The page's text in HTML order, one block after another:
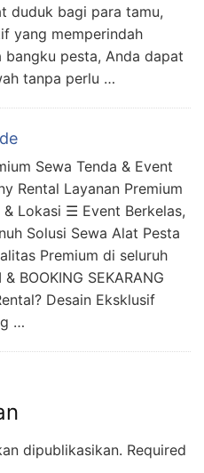
duduk bagi para tamu,
yang memperindah
bangku pesta, Anda dapat
tanpa perlu …
Sewa Tenda & Event
Rental Layanan Premium
Lokasi ☰ Event Berkelas,
Solusi Sewa Alat Pesta
Premium di seluruh
BOOKING SEKARANG
Desain Eksklusif
…
dipublikasikan. Required